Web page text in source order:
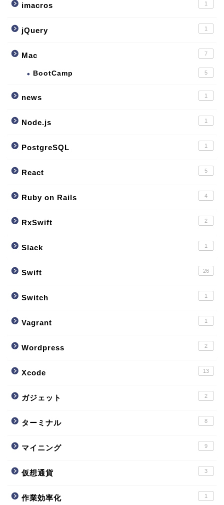
imacros 1
jQuery 1
Mac 7
BootCamp 5
news 1
Node.js 1
PostgreSQL 1
React 5
Ruby on Rails 4
RxSwift 2
Slack 1
Swift 26
Switch 1
Vagrant 1
Wordpress 2
Xcode 13
ガジェット 2
ターミナル 8
マイニング 9
仮想通貨 3
作業効率化 1